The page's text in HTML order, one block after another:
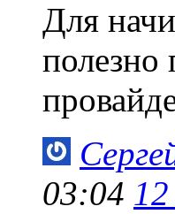
Для
полезно
03:04